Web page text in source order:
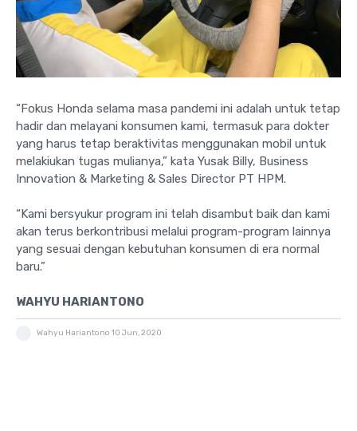
“Fokus Honda selama masa pandemi ini adalah untuk tetap
hadir dan melayani konsumen kami, termasuk para dokter
yang harus tetap beraktivitas menggunakan mobil untuk
melakiukan tugas mulianya,” kata Yusak Billy, Business
Innovation & Marketing & Sales Director PT HPM.
“Kami bersyukur program ini telah disambut baik dan kami
akan terus berkontribusi melalui program-program lainnya
yang sesuai dengan kebutuhan konsumen di era normal
baru.”
WAHYU HARIANTONO
Wahyu Hariantono 10 Jun, 2020